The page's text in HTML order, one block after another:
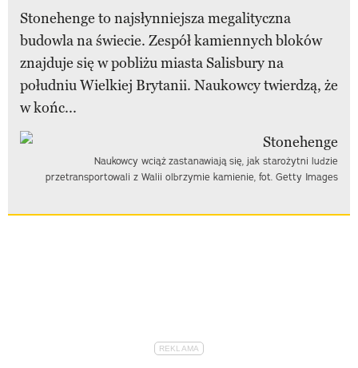
Stonehenge to najsłynniejsza megalityczna
budowla na świecie. Zespół kamiennych bloków
znajduje się w pobliżu miasta Salisbury na
południu Wielkiej Brytanii. Naukowcy twierdzą, że
w końc...
Naukowcy wciąż zastanawiają się, jak starożytni ludzie
przetransportowali z Walii olbrzymie kamienie, fot. Getty Images